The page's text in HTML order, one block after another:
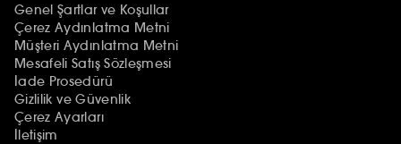
Genel Şartlar ve Koşullar
Çerez Aydınlatma Metni
Müşteri Aydınlatma Metni
Mesafeli Satış Sözleşmesi
İade Prosedürü
Gizlilik ve Güvenlik
Çerez Ayarları
İletişim